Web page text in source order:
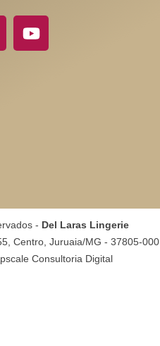
- Del Laras Lingerie
Centro, Juruaia/MG - 37805-000
Consultoria Digital